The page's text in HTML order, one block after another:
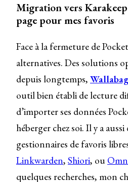
Migration vers
page pour mes favoris
Face à la fermeture de
alternatives. Des solutions
depuis longtemps, Wallabag
outil bien établi de lecture
d’importer ses données
héberger chez soi. Il y a aussi
gestionnaires de favoris
Linkwarden, Shiori, ou
quelques recherches, mon